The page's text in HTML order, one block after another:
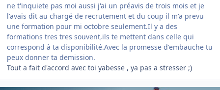
ne t'inquiete pas moi aussi j'ai un préavis de trois mois et je
l'avais dit au chargé de recrutement et du coup il m'a prevu
une formation pour mi octobre seulement.Il y a des
formations tres tres souvent,ils te mettent dans celle qui
correspond à ta disponibilité.Avec la promesse d'embauche tu
peux donner ta demission.
Tout a fait d'accord avec toi yabesse , ya pas a stresser ;)